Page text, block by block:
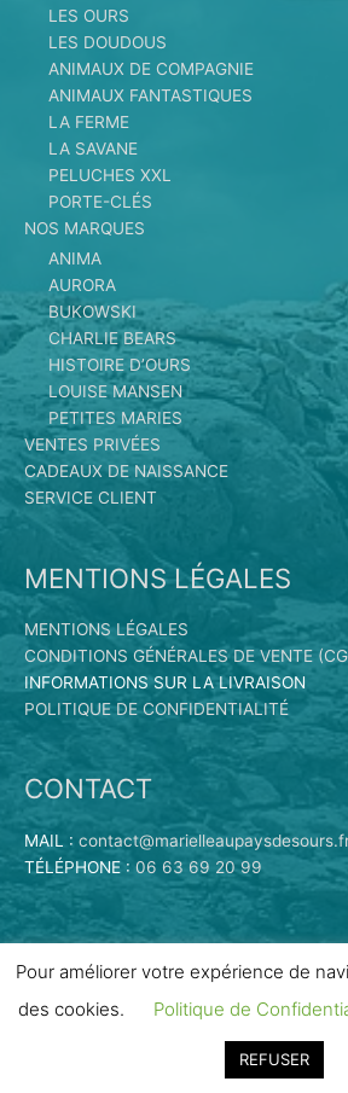
LES OURS
LES DOUDOUS
ANIMAUX DE COMPAGNIE
ANIMAUX FANTASTIQUES
LA FERME
LA SAVANE
PELUCHES XXL
PORTE-CLÉS
NOS MARQUES
ANIMA
AURORA
BUKOWSKI
CHARLIE BEARS
HISTOIRE D’OURS
LOUISE MANSEN
PETITES MARIES
VENTES PRIVÉES
CADEAUX DE NAISSANCE
SERVICE CLIENT
MENTIONS LÉGALES
MENTIONS LÉGALES
CONDITIONS GÉNÉRALES DE VENTE
INFORMATIONS SUR LA LIVRAISON
POLITIQUE DE CONFIDENTIALITÉ
CONTACT
MAIL :
TÉLÉPHONE : 06 63 69 20 99
Copyright © 2026Marielle au Pays des
de peluches| Propulsé par
Pour améliorer votre expérience de
des cookies.
Politique de
REFUSER